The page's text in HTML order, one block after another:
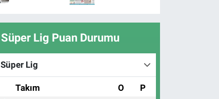
Süper Lig Puan Durumu
Süper Lig
Takım O P